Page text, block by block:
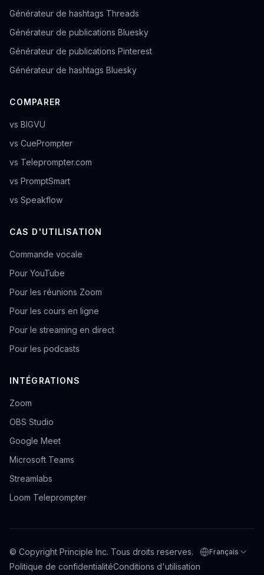
Générateur de hashtags Threads
Générateur de publications Bluesky
Générateur de publications Pinterest
Générateur de hashtags Bluesky
COMPARER
vs BIGVU
vs CuePrompter
vs Teleprompter.com
vs PromptSmart
vs Speakflow
CAS D'UTILISATION
Commande vocale
Pour YouTube
Pour les réunions Zoom
Pour les cours en ligne
Pour le streaming en direct
Pour les podcasts
INTÉGRATIONS
Zoom
OBS Studio
Google Meet
Microsoft Teams
Streamlabs
Loom Teleprompter
© Copyright Principle Inc. Tous droits reserves. Choisir la langue
Français
Politique de confidentialitéConditions d'utilisation